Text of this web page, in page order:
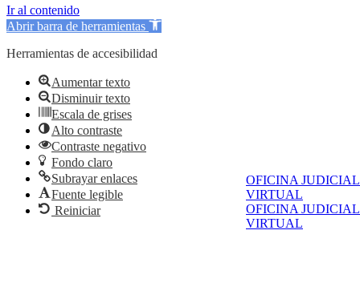
OFICINA JUDICIAL
VIRTUAL
OFICINA JUDICIAL
VIRTUAL
Ir al contenido
Abrir barra de herramientas
Herramientas de accesibilidad
Aumentar texto
Disminuir texto
Escala de grises
Alto contraste
Contraste negativo
Fondo claro
Subrayar enlaces
Fuente legible
Reiniciar